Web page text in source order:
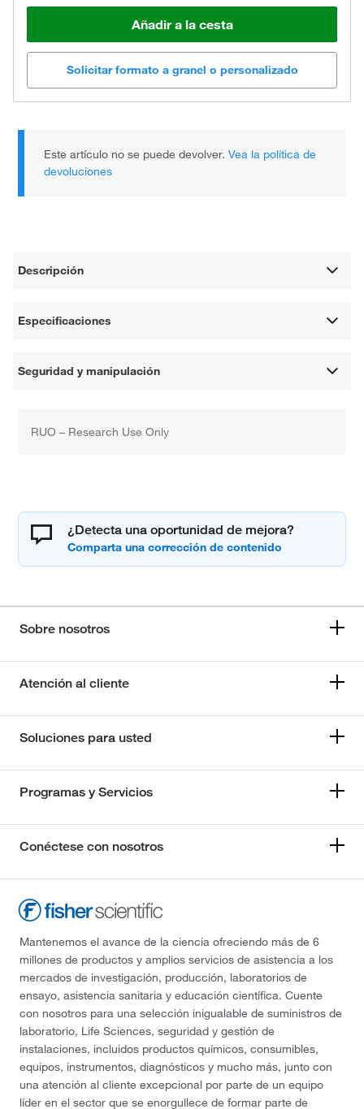
Añadir a la cesta
Solicitar formato a granel o personalizado
Este artículo no se puede devolver.Vea la política de
devoluciones
Descripción
Especificaciones
Seguridad y manipulación
RUO – Research Use Only
¿Detecta una oportunidad de mejora?
Sobre nosotros
Atención al cliente
Soluciones para usted
Programas y Servicios
Conéctese con nosotros
Mantenemos el avance de la ciencia ofreciendo más de 6
millones de productos y amplios servicios de asistencia a los
mercados de investigación, producción, laboratorios de
ensayo, asistencia sanitaria y educación científica. Cuente
con nosotros para una selección inigualable de suministros de
laboratorio, Life Sciences, seguridad y gestión de
instalaciones, incluidos productos químicos, consumibles,
equipos, instrumentos, diagnósticos y mucho más, junto con
una atención al cliente excepcional por parte de un equipo
líder en el sector que se enorgullece de formar parte de